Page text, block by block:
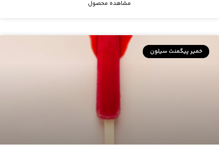
مشاهده محصول
خمیر پیگمنت سیلون